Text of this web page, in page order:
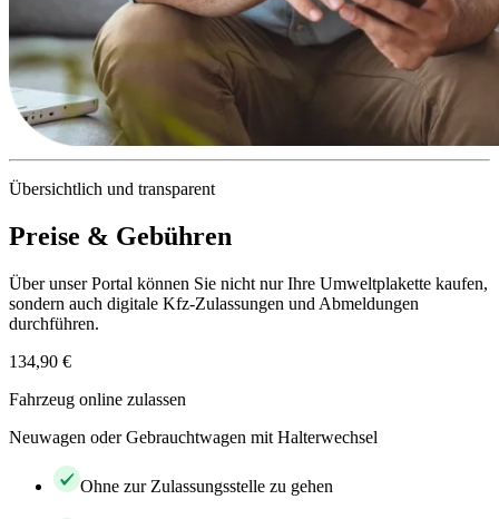
Übersichtlich und transparent
Preise & Gebühren
Über unser Portal können Sie nicht nur Ihre Umweltplakette kaufen,
sondern auch digitale Kfz-Zulassungen und Abmeldungen
durchführen.
134,90 €
Fahrzeug online zulassen
Neuwagen oder Gebrauchtwagen mit Halterwechsel
Ohne zur Zulassungsstelle zu gehen